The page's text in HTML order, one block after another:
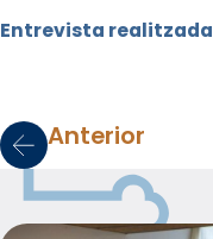
Entrevista realitzada
Anterior